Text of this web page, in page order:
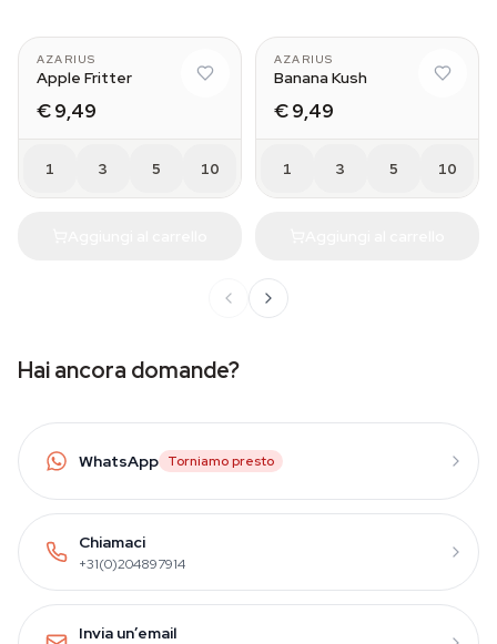
AZARIUS
Apple Fritter
€ 9,49
1 3 5 10
AZARIUS
Banana Kush
€ 9,49
1 3 5 10
Hai ancora domande?
WhatsApp Torniamo presto
Chiamaci
+31(0)204897914
Invia un’email